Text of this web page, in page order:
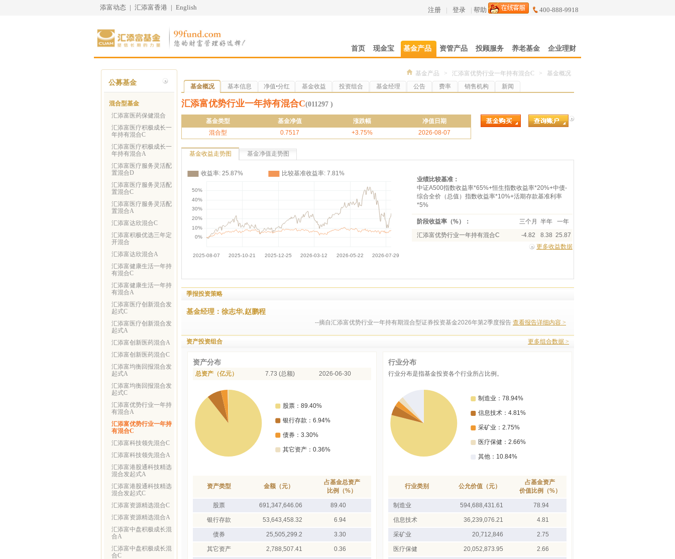
添富动态 | 汇添富香港 | English 注册 | 登录 | 帮助 400-888-9918
首页 现金宝 基金产品 资管产品 投顾服务 养老基金 企业理财
公募基金
混合型基金
汇添富医药保健混合
汇添富医疗积极成长一
年持有混合C
汇添富医疗积极成长一
年持有混合A
汇添富医疗服务灵活配
置混合D
汇添富医疗服务灵活配
置混合C
汇添富医疗服务灵活配
置混合A
汇添富达欣混合C
汇添富积极优选三年定
开混合
汇添富达欣混合A
汇添富健康生活一年持
有混合C
汇添富健康生活一年持
有混合A
汇添富医疗创新混合发
起式C
汇添富医疗创新混合发
起式A
汇添富创新医药混合A
汇添富创新医药混合C
汇添富均衡回报混合发
起式A
汇添富均衡回报混合发
起式C
汇添富优势行业一年持
有混合A
汇添富优势行业一年持
有混合C
汇添富科技领先混合C
汇添富科技领先混合A
汇添富港股通科技精选
混合发起式A
汇添富港股通科技精选
混合发起式C
汇添富资源精选混合C
汇添富资源精选混合A
汇添富中盘积极成长混
合A
汇添富中盘积极成长混
合C
基金产品 > 汇添富优势行业一年持有混合C > 基金概况
基金概况 基本信息 净值•分红 基金收益 投资组合 基金经理 公告 费率 销售机构 新闻
汇添富优势行业一年持有混合C(011297 )
基金类型 基金净值 涨跌幅
净值日期
混合型
0.7517 +3.75% 2026-08-07
基金收益走势图 基金净值走势图
业绩比较基准：
中证A500指数收益率*65%+恒生指数收益率*20%+中债-
综合全价（总值）指数收益率*10%+活期存款基准利率
*5%
阶段收益率（%）： 三个月 半年 一年
汇添富优势行业一年持有混合C -4.82 8.38
25.87
更多收益数据
季报投资策略
基金经理：徐志华,赵鹏程
--摘自汇添富优势行业一年持有期混合型证券投资基金2026年第2季度报告 查看报告详细内容 >
资产投资组合 更多组合数据 >
资产分布
总资产（亿元） 7.73 (总额) 2026-06-30
资产类型 金额（元）
占基金总资产
比例（%）
股票 691,347,646.06 89.40
银行存款 53,643,458.32 6.94
债券 25,505,299.2 3.30
其它资产 2,788,507.41 0.36
行业分布
行业分布是指基金投资各个行业所占比例。
行业类别 公允价值（元）
占基金资产
价值比例（%）
制造业 594,688,431.61 78.94
信息技术 36,239,076.21 4.81
采矿业 20,712,846 2.75
医疗保健 20,052,873.95 2.66